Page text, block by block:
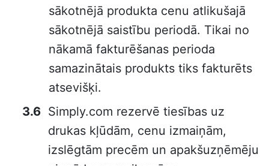
sākotnējā produkta cenu atlikušajā
sākotnējā saistību periodā. Tikai no
nākamā fakturēšanas perioda
samazinātais produkts tiks fakturēts
atsevišķi.
Simply.com rezervē tiesības uz
drukas kļūdām, cenu izmaiņām,
izslēgtām precēm un apakšuzņēmēju